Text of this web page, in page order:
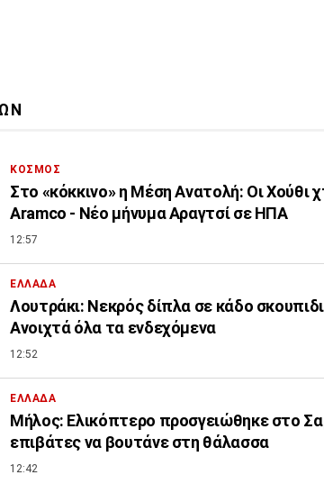
ΚΟΣΜΟΣ
Στο «κόκκινο» η Μέση Ανατολή: Οι Χούθι
Aramco - Νέο μήνυμα Αραγτσί σε ΗΠΑ
12:57
ΕΛΛΑΔΑ
Λουτράκι: Νεκρός δίπλα σε κάδο
Ανοιχτά όλα τα ενδεχόμενα
12:52
ΕΛΛΑΔΑ
Μήλος: Ελικόπτερο προσγειώθηκε στο
επιβάτες να βουτάνε στη θάλασσα
12:42